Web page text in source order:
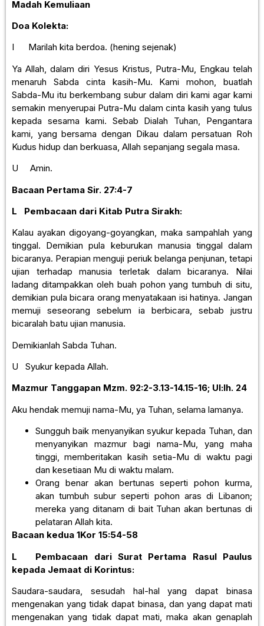
Madah Kemuliaan
Doa Kolekta:
I Marilah kita berdoa. (hening sejenak)
Ya Allah, dalam diri Yesus Kristus, Putra-Mu, Engkau telah
menaruh Sabda cinta kasih-Mu. Kami mohon, buatlah
Sabda-Mu itu berkembang subur dalam diri kami agar kami
semakin menyerupai Putra-Mu dalam cinta kasih yang tulus
kepada sesama kami. Sebab Dialah Tuhan, Pengantara
kami, yang bersama dengan Dikau dalam persatuan Roh
Kudus hidup dan berkuasa, Allah sepanjang segala masa.
U Amin.
Bacaan Pertama Sir. 27:4-7
L
Pembacaan dari Kitab Putra Sirakh:
Kalau ayakan digoyang-goyangkan, maka sampahlah yang
tinggal. Demikian pula keburukan manusia tinggal dalam
bicaranya. Perapian menguji periuk belanga penjunan, tetapi
ujian terhadap manusia terletak dalam bicaranya. Nilai
ladang ditampakkan oleh buah pohon yang tumbuh di situ,
demikian pula bicara orang menyatakaan isi hatinya. Jangan
memuji seseorang sebelum ia berbicara, sebab justru
bicaralah batu ujian manusia.
Demikianlah Sabda Tuhan.
U Syukur kepada Allah.
Mazmur Tanggapan Mzm. 92:2-3.13-14.15-16; UI:lh. 24
Aku hendak memuji nama-Mu, ya Tuhan, selama lamanya.
Sungguh baik menyanyikan syukur kepada Tuhan, dan
menyanyikan mazmur bagi nama-Mu, yang maha
tinggi, memberitakan kasih setia-Mu di waktu pagi
dan kesetiaan Mu di waktu malam.
Orang benar akan bertunas seperti pohon kurma,
akan tumbuh subur seperti pohon aras di Libanon;
mereka yang ditanam di bait Tuhan akan bertunas di
pelataran Allah kita.
Bacaan kedua 1Kor 15:54-58
L
Pembacaan dari Surat Pertama Rasul Paulus
kepada Jemaat di Korintus:
Saudara-saudara, sesudah hal-hal yang dapat binasa
mengenakan yang tidak dapat binasa, dan yang dapat mati
mengenakan yang tidak dapat mati, maka akan genaplah